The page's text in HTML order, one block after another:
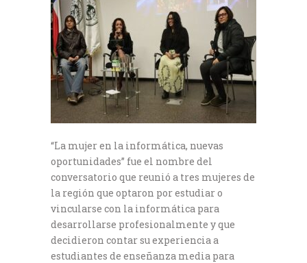
“La mujer en la informática, nuevas
oportunidades” fue el nombre del
conversatorio que reunió a tres mujeres de
la región que optaron por estudiar o
vincularse con la informática para
desarrollarse profesionalmente y que
decidieron contar su experiencia a
estudiantes de enseñanza media para